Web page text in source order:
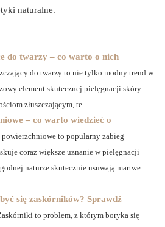
naturalne.
do twarzy – co warto o nich
do twarzy to nie tylko modny trend w
element skutecznej pielęgnacji skóry.
złuszczającym, te...
– co warto wiedzieć o
to popularny zabieg
coraz większe uznanie w pielęgnacji
naturze skutecznie usuwają martwe
się zaskórników? Sprawdź
to problem, z którym boryka się